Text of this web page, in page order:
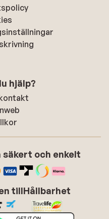
hjälp?
säkert och enkelt
tillHållbarhet